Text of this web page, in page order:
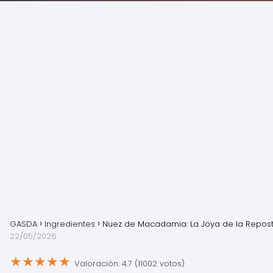
GASDA Ingredientes
Nuez de Macadamia: La Joya de la
22/05/2026
★★★★★ Valoración: 4.7 (11002 votos)